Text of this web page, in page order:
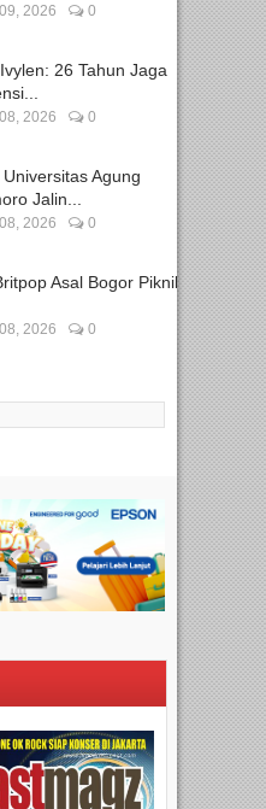
2026 0
26 Tahun Jaga
2026 0
Agung
Jalin...
2026 0
Asal Bogor Piknik
2026 0